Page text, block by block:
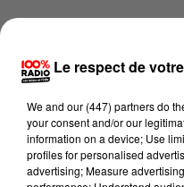
Le respect de
We and our (447) partnersdo
your consent and/or our
information on a device; Use
profiles for personalised
advertising; Measure